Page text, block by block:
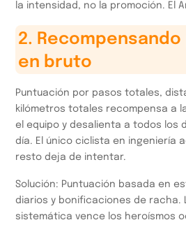
la intensidad, no la promoción. El
2.
en bruto
Puntuación por pasos totales,
kilómetros totales recompensa a
el equipo y desalienta a todos los
día. El único ciclista en ingeniería
resto deja de intentar.
Solución: Puntuación basada en
diarios y bonificaciones de racha.
sistemática vence los heroísmos